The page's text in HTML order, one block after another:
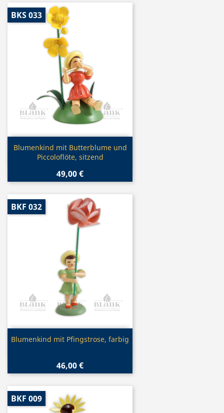
Vorschau
Blumenkind mit Butterblume und
Piccoloflöte, sitzend
49,00 €
BKS 033
Vorschau
Blumenkind mit Pfingstrose, farbig
46,00 €
BKF 032
BKF 009